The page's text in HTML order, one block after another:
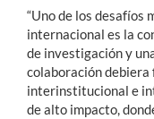
“Uno de los desafíos
internacional es la
de investigación y
colaboración
interinstitucional e
de alto impacto,